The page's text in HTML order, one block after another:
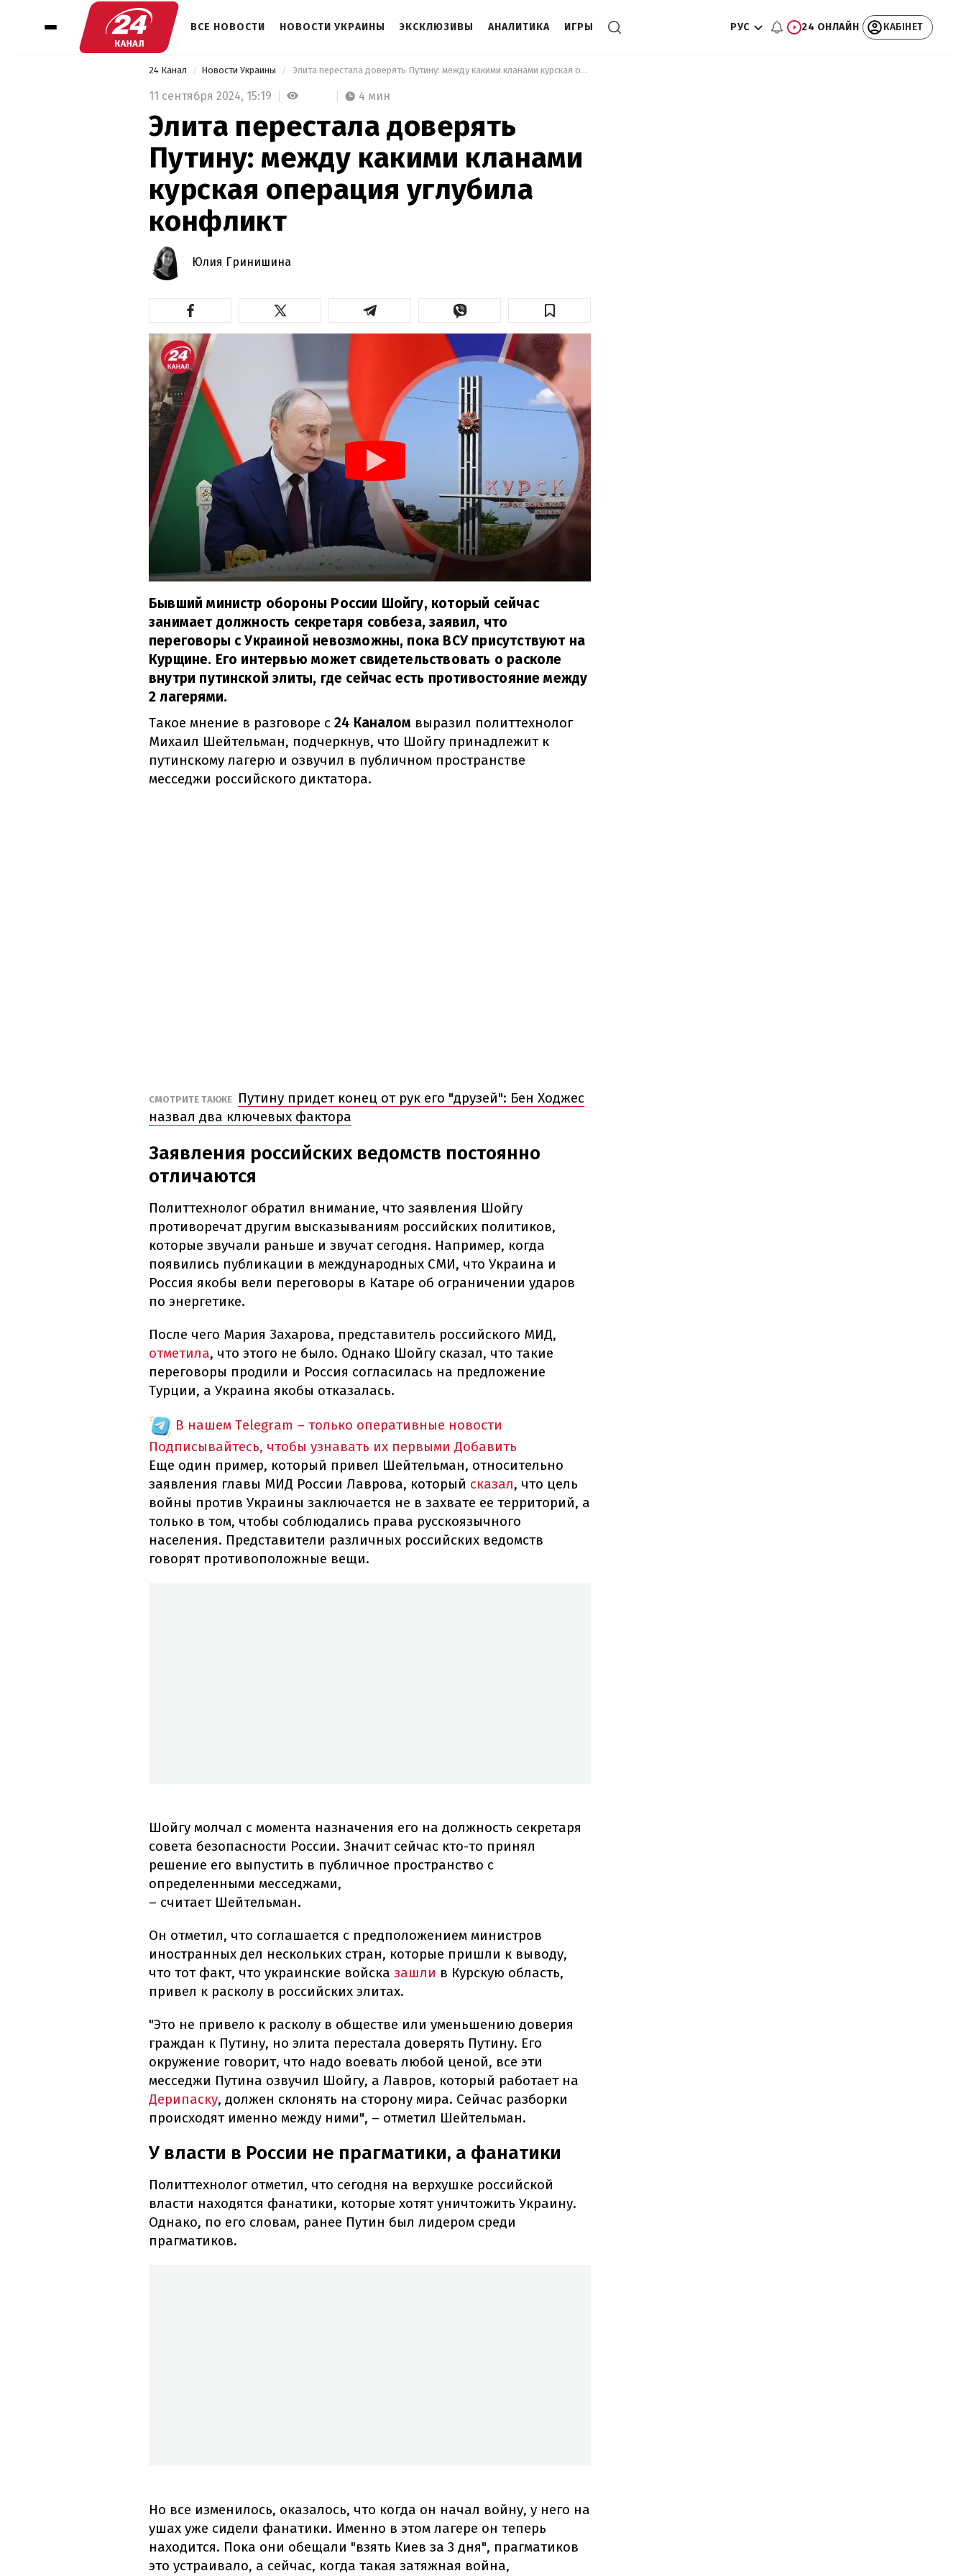
ВСЕ НОВОСТИ НОВОСТИ УКРАИНЫ ЭКСКЛЮЗИВЫ АНАЛИТИКА ИГРЫ РУС 24 ОНЛАЙН КАБІНЕТ
24 Канал Новости Украины Элита перестала доверять Путину: между какими кланами курская операция углубила конфликт
11 сентября 2024, 15:19 4 мин
Элита перестала доверять
Путину: между какими кланами
курская операция углубила
конфликт
Юлия Гринишина
Бывший министр обороны России Шойгу, который сейчас
занимает должность секретаря совбеза, заявил, что
переговоры с Украиной невозможны, пока ВСУ присутствуют на
Курщине. Его интервью может свидетельствовать о расколе
внутри путинской элиты, где сейчас есть противостояние между
2 лагерями.
Такое мнение в разговоре с 24 Каналом выразил политтехнолог
Михаил Шейтельман, подчеркнув, что Шойгу принадлежит к
путинскому лагерю и озвучил в публичном пространстве
месседжи российского диктатора.
СМОТРИТЕ ТАКЖЕ
Путину придет конец от рук его "друзей": Бен Ходжес
назвал два ключевых фактора
Заявления российских ведомств постоянно
отличаются
Политтехнолог обратил внимание, что заявления Шойгу
противоречат другим высказываниям российских политиков,
которые звучали раньше и звучат сегодня. Например, когда
появились публикации в международных СМИ, что Украина и
Россия якобы вели переговоры в Катаре об ограничении ударов
по энергетике.
После чего Мария Захарова, представитель российского МИД,
отметила, что этого не было. Однако Шойгу сказал, что такие
переговоры продили и Россия согласилась на предложение
Турции, а Украина якобы отказалась.
В нашем Telegram – только оперативные новости
Подписывайтесь, чтобы узнавать их первыми Добавить
Еще один пример, который привел Шейтельман, относительно
заявления главы МИД России Лаврова, который сказал, что цель
войны против Украины заключается не в захвате ее территорий, а
только в том, чтобы соблюдались права русскоязычного
населения. Представители различных российских ведомств
говорят противоположные вещи.
Шойгу молчал с момента назначения его на должность секретаря
совета безопасности России. Значит сейчас кто-то принял
решение его выпустить в публичное пространство с
определенными месседжами,
– считает Шейтельман.
Он отметил, что соглашается с предположением министров
иностранных дел нескольких стран, которые пришли к выводу,
что тот факт, что украинские войска зашли в Курскую область,
привел к расколу в российских элитах.
"Это не привело к расколу в обществе или уменьшению доверия
граждан к Путину, но элита перестала доверять Путину. Его
окружение говорит, что надо воевать любой ценой, все эти
месседжи Путина озвучил Шойгу, а Лавров, который работает на
Дерипаску, должен склонять на сторону мира. Сейчас разборки
происходят именно между ними", – отметил Шейтельман.
У власти в России не прагматики, а фанатики
Политтехнолог отметил, что сегодня на верхушке российской
власти находятся фанатики, которые хотят уничтожить Украину.
Однако, по его словам, ранее Путин был лидером среди
прагматиков.
Но все изменилось, оказалось, что когда он начал войну, у него на
ушах уже сидели фанатики. Именно в этом лагере он теперь
находится. Пока они обещали "взять Киев за 3 дня", прагматиков
это устраивало, а сейчас, когда такая затяжная война,